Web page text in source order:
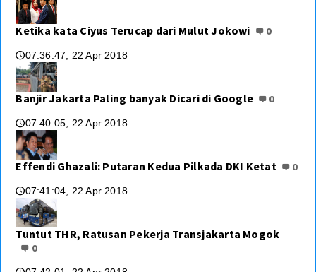
Ketika kata Ciyus Terucap dari Mulut Jokowi 0
🕔07:36:47, 22 Apr 2018
Banjir Jakarta Paling banyak Dicari di Google 0
🕔07:40:05, 22 Apr 2018
Effendi Ghazali: Putaran Kedua Pilkada DKI Ketat 0
🕔07:41:04, 22 Apr 2018
Tuntut THR, Ratusan Pekerja Transjakarta Mogok
0